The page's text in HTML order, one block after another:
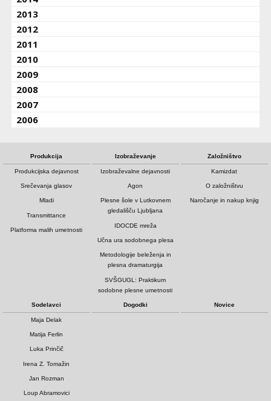
2013
2012
2011
2010
2009
2008
2007
2006
Produkcija
Produkcijska dejavnost
Srečevanja glasov
Mladi
Transmittance
Platforma malih umetnosti
Izobraževanje
Izobraževalne dejavnosti
Agon
Plesne šole v Lutkovnem
gledališču Ljubljana
IDOCDE mreža
Učna ura sodobnega plesa
Metodologije beleženja in
plesna dramaturgija
SVŠGUGL: Praktikum
sodobne plesne umetnosti
Založništvo
Kamizdat
O založništvu
Naročanje in nakup knjig
Sodelavci
Maja Delak
Matija Ferlin
Luka Prinčič
Irena Z. Tomažin
Jan Rozman
Loup Abramovici
Dogodki Novice